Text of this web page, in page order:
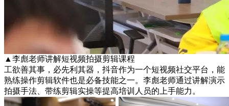
▲李彪老师讲解短视频拍摄剪辑课程
工欲善其事，必先利其器，抖音作为一个短视频社交平台，能
熟练操作剪辑软件也是必备技能之一。李彪老师通过讲解演示
拍摄手法、带练剪辑实操等提高培训人员的上手能力。